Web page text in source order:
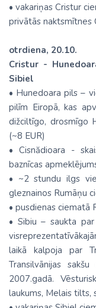
• vakariņas Cristur
privātās naktsmītnes
otrdiena, 20.10.
Cristur -
Sibiel
• Hunedoara pils –
pilīm Eiropā, kas
dižciltīgo, drosmīgo
(~8 EUR)
• Cisnădioara -
baznīcas
• ~2 stundu ilgs
gleznainos Rumāņu
• pusdienas ciematā
• Sibiu – saukta
laikā kalpoja par
Transilvānijas
2007.gadā.
laukums, Melais tilts,